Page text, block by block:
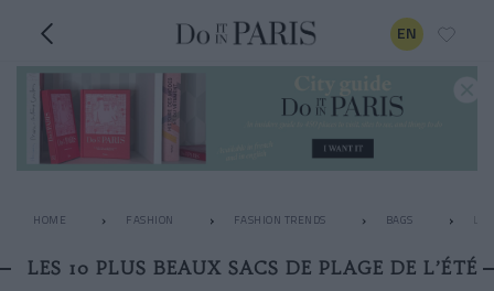
EN
HOME FASHION FASHION TRENDS BAGS
LES 10 PLUS BEAUX SACS DE PLAGE DE L’ÉTÉ